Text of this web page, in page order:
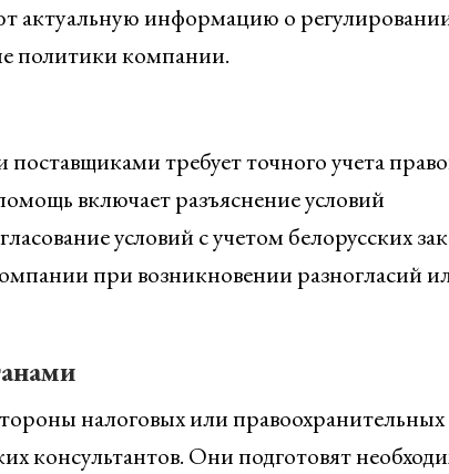
актуальную информацию о
политики компании.
требует точного учета
включает разъяснение условий
условий с учетом белорусских
при возникновении разногласий
налоговых или правоохранительных
консультантов. Они подготовят